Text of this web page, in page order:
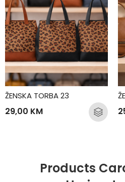
ŽENSKA TORBA 23
29,00 KM
Products